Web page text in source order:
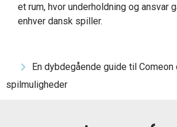
et rum, hvor underholdning og ansvar
enhver dansk spiller.
En dybdegående guide til Comeon
spilmuligheder